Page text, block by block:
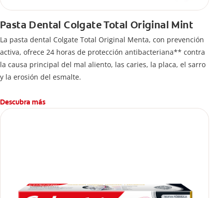
Pasta Dental Colgate Total Original Mint
La pasta dental Colgate Total Original Menta, con prevención
activa, ofrece 24 horas de protección antibacteriana** contra
la causa principal del mal aliento, las caries, la placa, el sarro
y la erosión del esmalte.
Descubra más